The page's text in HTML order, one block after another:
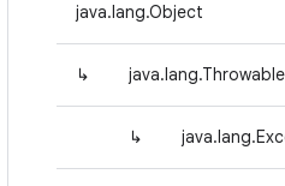
java.lang.Object
↳ java.lang.Throwable
↳